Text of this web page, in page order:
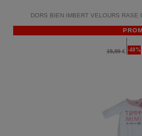
DORS BIEN IMBERT VELOURS RASE
19,99 € -40%